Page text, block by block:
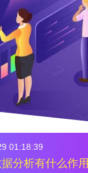
01:18:39
分析有什么作用